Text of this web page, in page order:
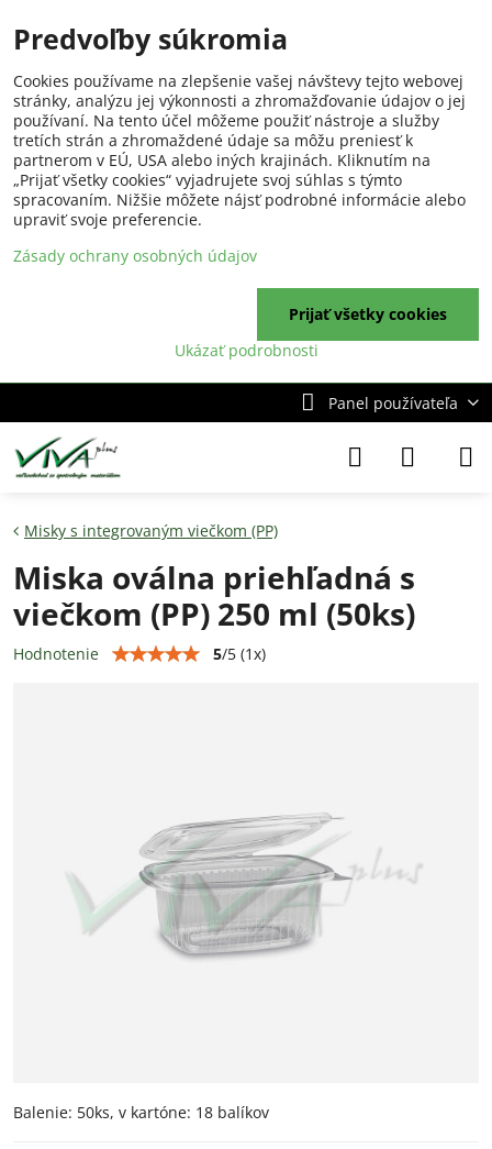
Panel používateľa
Misky s integrovaným viečkom (PP)
Miska oválna priehľadná s
viečkom (PP) 250 ml (50ks)
Hodnotenie 5/5 (1x)
Balenie: 50ks, v kartóne: 18 balíkov
Predvoľby súkromia
Cookies používame na zlepšenie vašej návštevy tejto webovej
stránky, analýzu jej výkonnosti a zhromažďovanie údajov o jej
používaní. Na tento účel môžeme použiť nástroje a služby
tretích strán a zhromaždené údaje sa môžu preniesť k
partnerom v EÚ, USA alebo iných krajinách. Kliknutím na
„Prijať všetky cookies“ vyjadrujete svoj súhlas s týmto
spracovaním. Nižšie môžete nájsť podrobné informácie alebo
upraviť svoje preferencie.
Zásady ochrany osobných údajov
Ukázať podrobnosti
Prijať všetky cookies